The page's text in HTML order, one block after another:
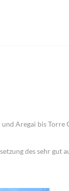
Aregai bis Torre
des sehr gut